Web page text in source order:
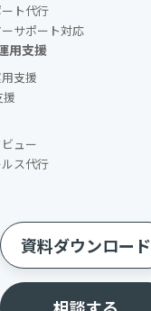
ト代行
サポート対応
用支援
支援
ュー
ス代行
資料ダウンロード